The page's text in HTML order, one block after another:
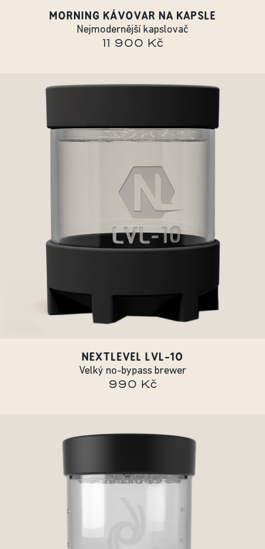
MORNING KÁVOVAR NA KAPSLE
Nejmodernější kapslovač
11 900 Kč
NEXTLEVEL LVL-10
Velký no-bypass brewer
990 Kč